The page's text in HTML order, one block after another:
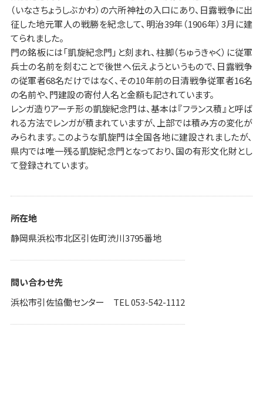
（いなさちょうしぶかわ）の六所神社の入口にあり、日露戦争に出
征した地元軍人の戦勝を紀念して、明治39年（1906年）3月に建
てられました。
門の銘板には「凱旋紀念門」と刻まれ、柱脚（ちゅうきゃく）に従軍
兵士の名前を刻むことで後世へ伝えようというもので、日露戦争
の従軍者68名だけではなく、その10年前の日清戦争従軍者16名
の名前や、門建設の寄付人名と金額も記されています。
レンガ造りアーチ形の凱旋紀念門は、基本は『フランス積』と呼ば
れる方法でレンガが積まれていますが、上部では積み方の変化が
みられます。このような凱旋門は全国各地に建設されましたが、
県内では唯一残る凱旋紀念門となっており、国の有形文化財とし
て登録されています。
所在地
静岡県浜松市北区引佐町渋川3795番地
問い合わせ先
浜松市引佐協働センター TEL 053-542-1112